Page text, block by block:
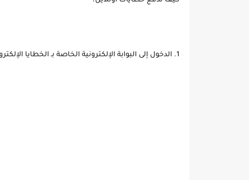
1. الدخول إلى البوابة الإلكترونية الخاصة بـ الخطايا الإلكترونية تونس.